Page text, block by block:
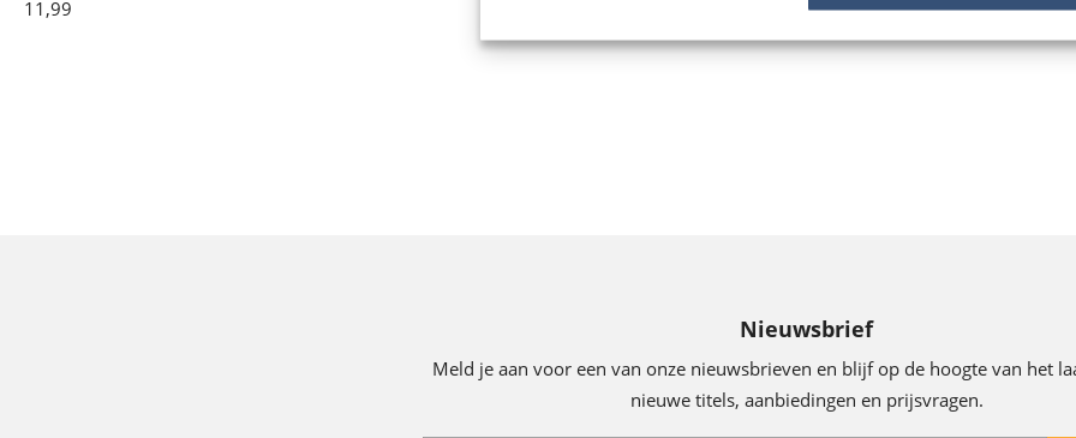
Ingrid
11 ,99
Nieuwsbrief
Meld je aan voor een van onze nieuwsbrieven en blijf op de hoogte van het
nieuwe titels, aanbiedingen en prijsvragen.